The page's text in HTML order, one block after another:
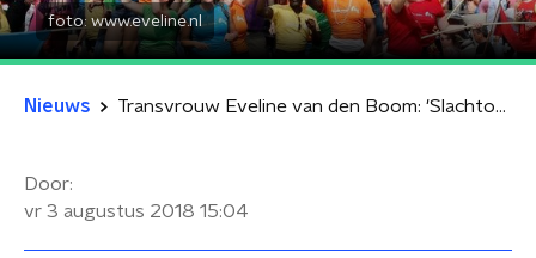
foto: www.eveline.nl
Nieuws Transvrouw Eveline van den Boom: 'Slachtofferschap ligt op de loer'
Door:
vr 3 augustus 2018 15:04